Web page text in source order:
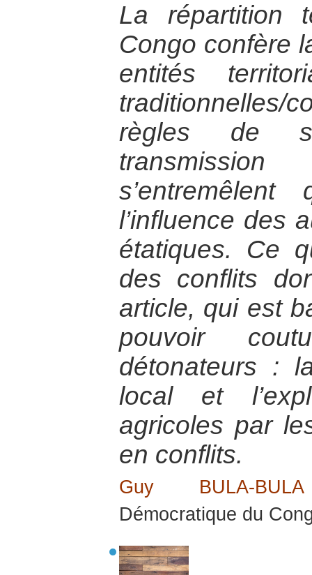
La répartition
Congo confère
entités
règles de
l’influence des
étatiques. Ce
des conflits
article, qui est
pouvoir
détonateurs :
local et
agricoles par
en conflits.
Guy BULA-
Démocratique du